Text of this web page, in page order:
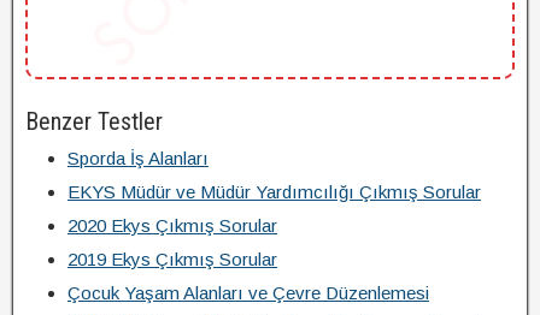
Benzer Testler
Sporda İş Alanları
EKYS Müdür ve Müdür Yardımcılığı Çıkmış Sorular
2020 Ekys Çıkmış Sorular
2019 Ekys Çıkmış Sorular
Çocuk Yaşam Alanları ve Çevre Düzenlemesi